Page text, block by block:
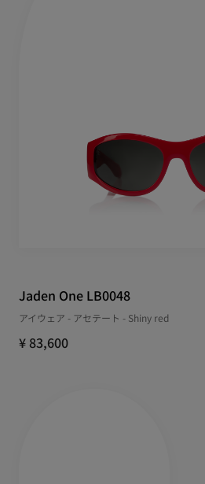
Jaden One LB0048
アイウェア - アセテート - Shiny red
¥ 83,600